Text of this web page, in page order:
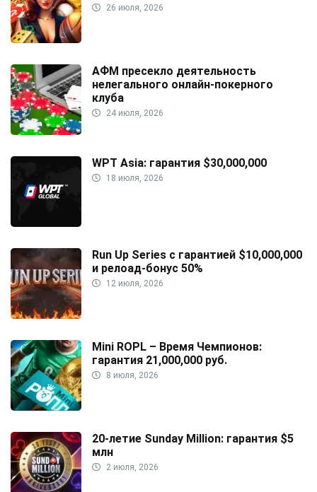
26 июля, 2026
АФМ пресекло деятельность
нелегального онлайн-покерного
клуба
24 июля, 2026
WPT Asia: гарантия $30,000,000
18 июля, 2026
Run Up Series с гарантией $10,000,000
и релоад-бонус 50%
12 июля, 2026
Mini ROPL – Время Чемпионов:
гарантия 21,000,000 руб.
8 июля, 2026
20-летие Sunday Million: гарантия $5
млн
2 июля, 2026